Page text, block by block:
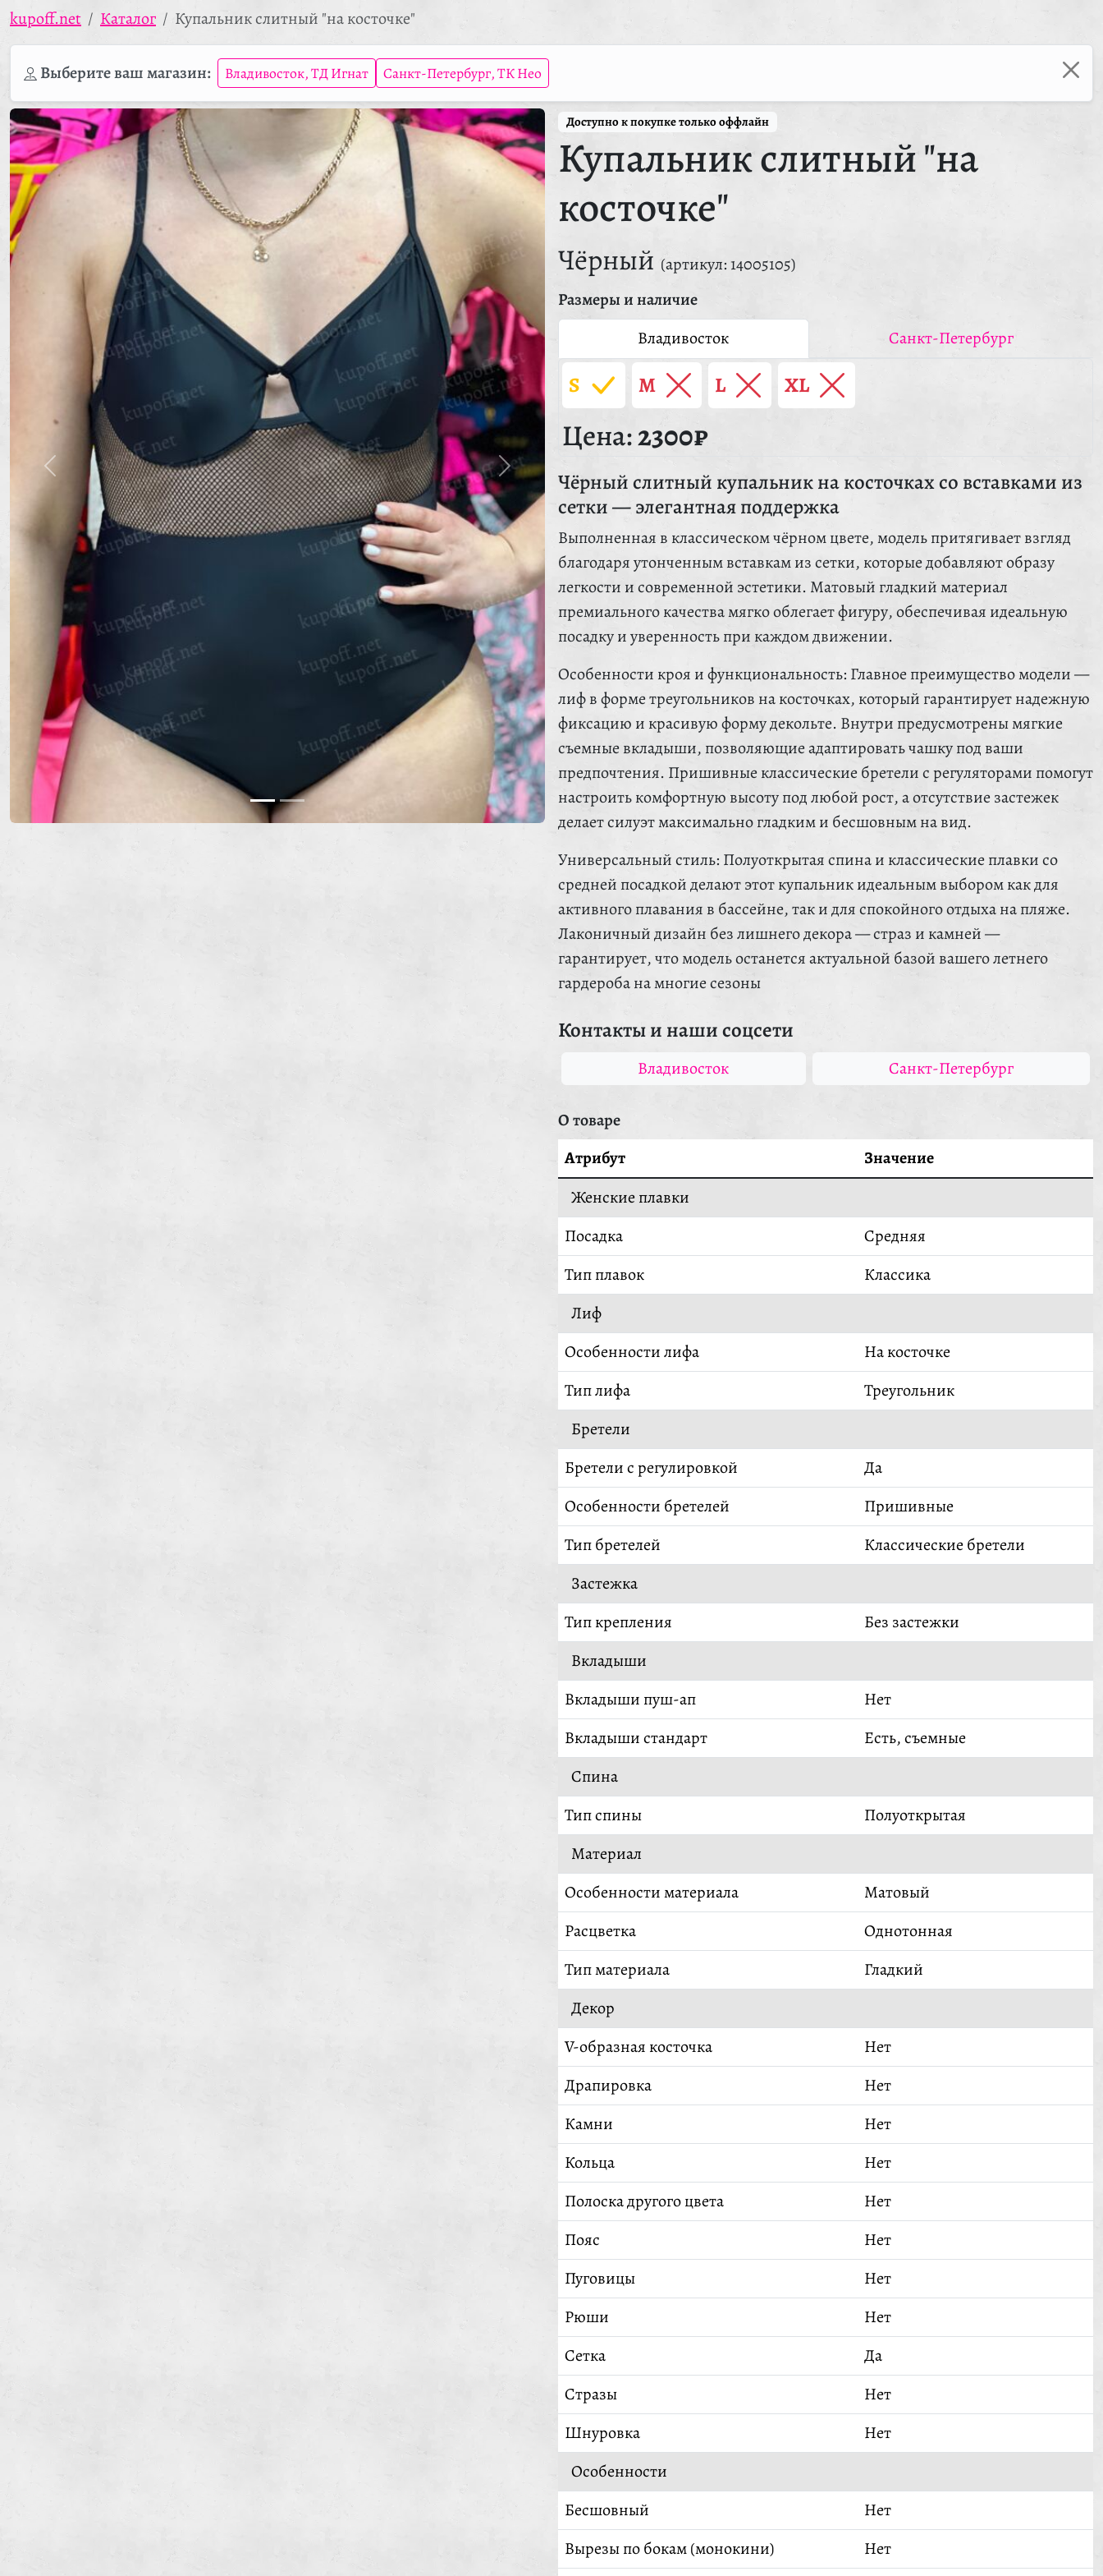
kupoff.net Каталог Купальник слитный "на косточке"
Выберите ваш магазин: Владивосток, ТД Игнат Санкт-Петербург, ТК Нео
Доступно к покупке только оффлайн
Купальник слитный "на
косточке"
Чёрный (артикул: 14005105)
Размеры и наличие
Владивосток
Санкт-Петербург
S M L XL
Цена:2300₽
Чёрный слитный купальник на косточках со вставками из
сетки — элегантная поддержка
Выполненная в классическом чёрном цвете, модель притягивает взгляд
благодаря утонченным вставкам из сетки, которые добавляют образу
легкости и современной эстетики. Матовый гладкий материал
премиального качества мягко облегает фигуру, обеспечивая идеальную
посадку и уверенность при каждом движении.
Особенности кроя и функциональность: Главное преимущество модели —
лиф в форме треугольников на косточках, который гарантирует надежную
фиксацию и красивую форму декольте. Внутри предусмотрены мягкие
съемные вкладыши, позволяющие адаптировать чашку под ваши
предпочтения. Пришивные классические бретели с регуляторами помогут
настроить комфортную высоту под любой рост, а отсутствие застежек
делает силуэт максимально гладким и бесшовным на вид.
Универсальный стиль: Полуоткрытая спина и классические плавки со
средней посадкой делают этот купальник идеальным выбором как для
активного плавания в бассейне, так и для спокойного отдыха на пляже.
Лаконичный дизайн без лишнего декора — страз и камней —
гарантирует, что модель останется актуальной базой вашего летнего
гардероба на многие сезоны
Контакты и наши соцсети
Владивосток Санкт-Петербург
О товаре
Атрибут
Значение
Женские плавки
Посадка
Средняя
Тип плавок
Классика
Лиф
Особенности лифа
На косточке
Тип лифа
Треугольник
Бретели
Бретели с регулировкой
Да
Особенности бретелей
Пришивные
Тип бретелей
Классические бретели
Застежка
Тип крепления
Без застежки
Вкладыши
Вкладыши пуш-ап
Нет
Вкладыши стандарт
Есть, съемные
Спина
Тип спины
Полуоткрытая
Материал
Особенности материала
Матовый
Расцветка
Однотонная
Тип материала
Гладкий
Декор
V-образная косточка
Нет
Драпировка
Нет
Камни
Нет
Кольца
Нет
Полоска другого цвета
Нет
Пояс
Нет
Пуговицы
Нет
Рюши
Нет
Сетка
Да
Стразы
Нет
Шнуровка
Нет
Особенности
Бесшовный
Нет
Вырезы по бокам (монокини)
Нет